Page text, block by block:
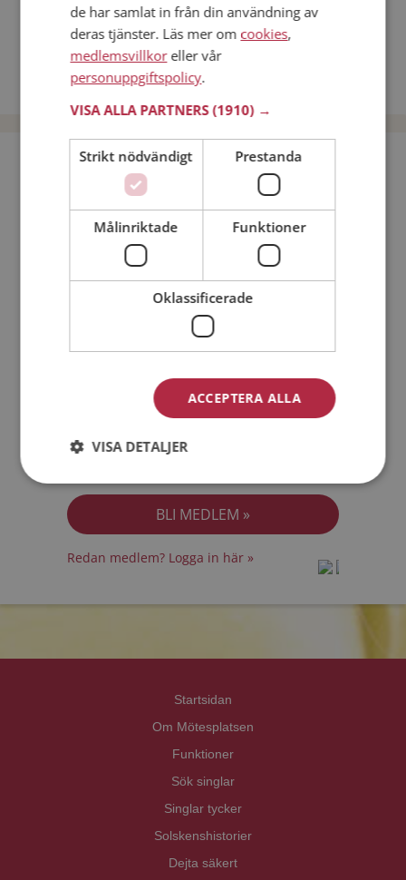
Fler singelmän från Västerås: Tomas,Antti Kung,Tatart
Kvinnor från Västerås
Dejta kvinnor i Sverige
Dejta män i Sverige
Bli medlem utan kostnad!
Jag är en: Man Kvinna
Min ålder:
Jag accepterarMedlemsvillkoren
Redan medlem? Logga in här »
Startsidan
Om Mötesplatsen
Funktioner
Sök singlar
Singlar tycker
Solskenshistorier
Dejta säkert
de har samlat in från din användning av
deras tjänster. Läs mer om cookies,
medlemsvillkoreller vår
personuppgiftspolicy.
VISA ALLA PARTNERS(1910) →
Strikt nödvändigt Prestanda
Målinriktade Funktioner
Oklassificerade
ACCEPTERA ALLA
VISA DETALJER